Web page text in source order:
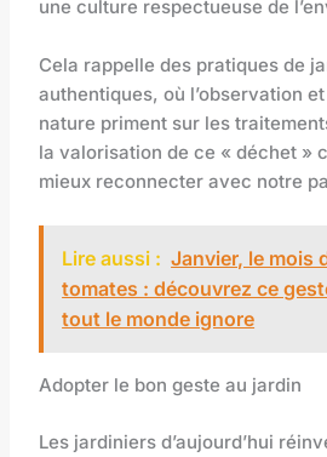
une culture respectueuse de
Cela rappelle des pratiques de
authentiques, où l’observation
nature priment sur les
la valorisation de ce « déchet »
mieux reconnecter avec notre
Lire aussi : Janvier, le mois
tomates : découvrez ce
tout le monde ignore
Adopter le bon geste au jardin
Les jardiniers d’aujourd’hui